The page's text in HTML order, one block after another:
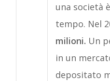
una società
tempo. Nel
milioni. Un
in un
depositato